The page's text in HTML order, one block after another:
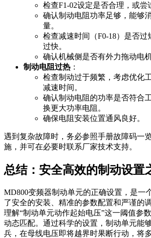
检查F1-02设定是否合理，或尝
确认制动电阻功率足够，能够
量。
检查减速时间（F0-18）是否过
过快。
确认机械侧是否有外力拖动电机
制动电阻过热 ：
检查制动过于频繁，考虑优化
减速时间。
确认制动电阻的功率是否符合
换更大功率电阻。
确保电阻安装位置通风良好。
遇到复杂故障时，务必参照手册故障码一
施，并可在必要时联系厂家技术支持。
总结：安全高效的制动设置
MD800变频器制动单元的正确设置，是一
了安全的安装、精准的参数配置和严谨的
理解“制动单元动作起始电压”这一阈值参
动态匹配。通过科学的设置，制动单元能
兵，在母线电压即将越界时果断行动，将